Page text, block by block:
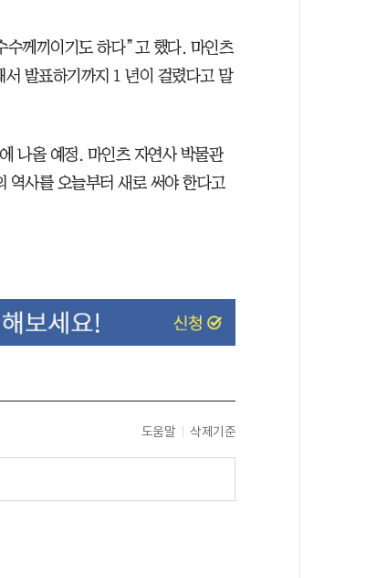
수께끼이기도 하다”고 했다. 마인츠
발표하기까지 1 년이 걸렸다고 말
나올 예정. 마인츠 자연사 박물관
역사를 오늘부터 새로 써야 한다고
도움말 삭제기준